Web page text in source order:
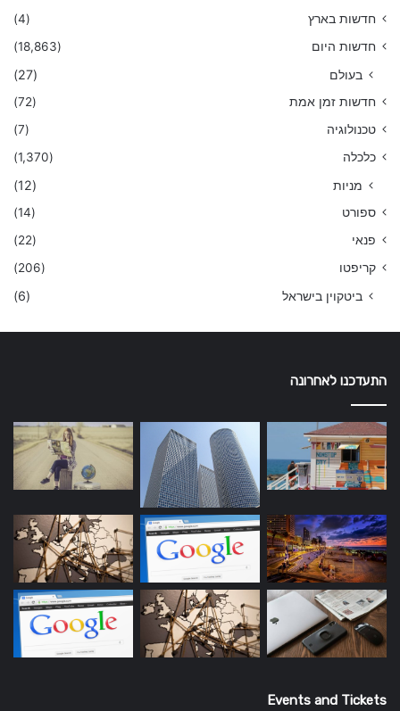
חדשות בארץ
(4)
חדשות היום
(18,863)
בעולם (27)
חדשות זמן אמת
(72)
טכנולוגיה
(7)
כלכלה
(1,370)
מניות (12)
ספורט
(14)
פנאי
(22)
קריפטו
(206)
ביטקוין בישראל (6)
התעדכנו לאחרונה
Events and Tickets